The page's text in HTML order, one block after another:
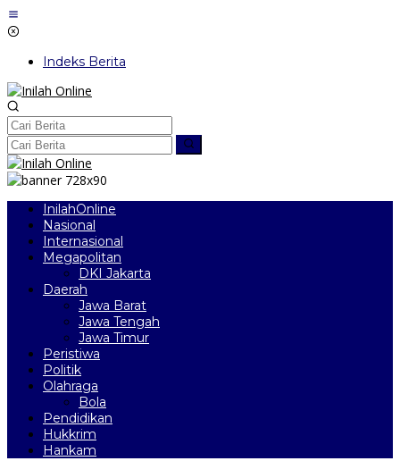
Lewati
ke
Indeks Berita
InilahOnline
Nasional
Internasional
Megapolitan
DKI Jakarta
Daerah
Jawa Barat
Jawa Tengah
Jawa Timur
Peristiwa
Politik
Olahraga
Bola
Pendidikan
Hukkrim
Hankam